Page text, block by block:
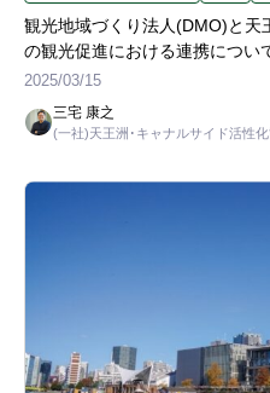
観光地域づくり法人(DMO)と天
の観光促進における連携につい
2025/03/15
三宅 康之
(一社)天王洲･キャナルサイド活性